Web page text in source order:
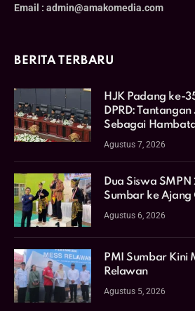
Email : admin@amakomedia.com
BERITA TERBARU
HJK Padang ke-
DPRD:
Sebagai
Agustus 7, 2026
Dua Siswa
Sumbar ke Ajang
Agustus 6, 2026
PMI Sumbar Kini
Relawan
Agustus 5, 2026